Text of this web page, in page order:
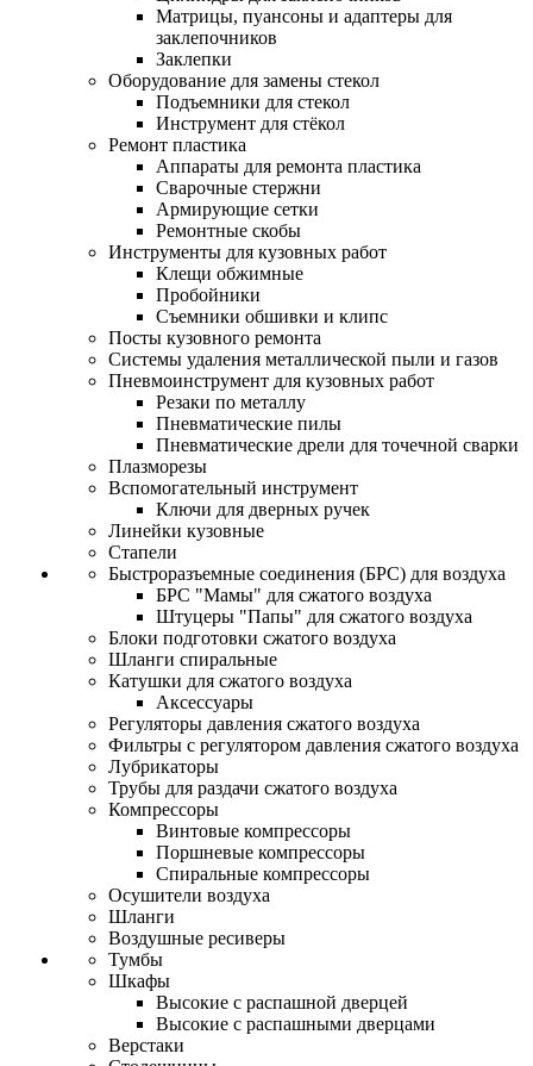
Матрицы, пуансоны и адаптеры для
заклепочников
Заклепки
Оборудование для замены стекол
Подъемники для стекол
Инструмент для стёкол
Ремонт пластика
Аппараты для ремонта пластика
Сварочные стержни
Армирующие сетки
Ремонтные скобы
Инструменты для кузовных работ
Клещи обжимные
Пробойники
Съемники обшивки и клипс
Посты кузовного ремонта
Системы удаления металлической пыли и газов
Пневмоинструмент для кузовных работ
Резаки по металлу
Пневматические пилы
Пневматические дрели для точечной сварки
Плазморезы
Вспомогательный инструмент
Ключи для дверных ручек
Линейки кузовные
Стапели
Быстроразъемные соединения (БРС) для воздуха
БРС "Мамы" для сжатого воздуха
Штуцеры "Папы" для сжатого воздуха
Блоки подготовки сжатого воздуха
Шланги спиральные
Катушки для сжатого воздуха
Аксессуары
Регуляторы давления сжатого воздуха
Фильтры с регулятором давления сжатого воздуха
Лубрикаторы
Трубы для раздачи сжатого воздуха
Компрессоры
Винтовые компрессоры
Поршневые компрессоры
Спиральные компрессоры
Осушители воздуха
Шланги
Воздушные ресиверы
Тумбы
Шкафы
Высокие с распашной дверцей
Высокие с распашными дверцами
Верстаки